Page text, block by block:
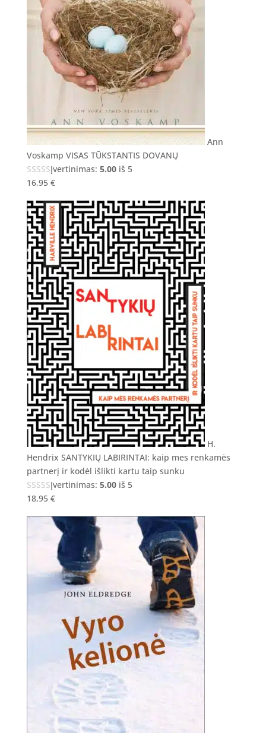
Ann
Voskamp VISAS TŪKSTANTIS DOVANŲ
Įvertinimas: 5.00iš 5
16,95 €
H.
Hendrix SANTYKIŲ LABIRINTAI: kaip mes renkamės
partnerį ir kodėl išlikti kartu taip sunku
Įvertinimas: 5.00iš 5
18,95 €